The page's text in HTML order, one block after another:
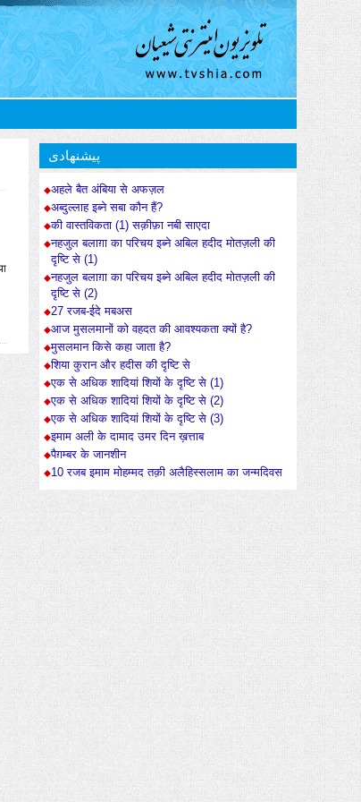
پیشنهادی
अहले बैत अंबिया से अफज़ल
अब्दुल्लाह इब्ने सबा कौन हैं?
की वास्तविकता (1) सक़ीफ़ा नबी साएदा
नहजुल बलाग़ा का परिचय इब्ने अबिल हदीद मोतज़ली की
दृष्टि से (1)
नहजुल बलाग़ा का परिचय इब्ने अबिल हदीद मोतज़ली की
दृष्टि से (2)
27 रजब-ईदे मबअस
आज मुसलमानों को वहदत की आवश्यकता क्यों है?
मुसलमान किसे कहा जाता है?
शिया कुरान और हदीस की दृष्टि से
एक से अधिक शादियां शियों के दृष्टि से (1)
एक से अधिक शादियां शियों के दृष्टि से (2)
एक से अधिक शादियां शियों के दृष्टि से (3)
इमाम अली के दामाद उमर दिन ख़त्ताब
पैग़म्बर के जानशीन
10 रजब इमाम मोहम्मद तक़ी अलैहिस्सलाम का जन्मदिवस